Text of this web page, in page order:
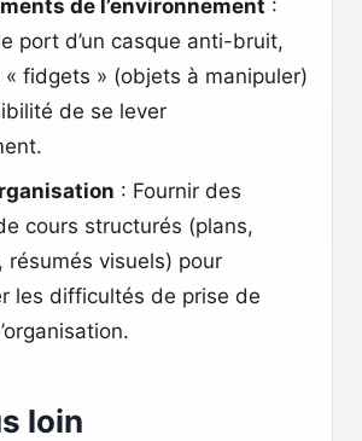
de l’environnement :
port d’un casque anti-bruit,
« fidgets » (objets à manipuler)
de se lever
: Fournir des
cours structurés (plans,
résumés visuels) pour
les difficultés de prise de
loin